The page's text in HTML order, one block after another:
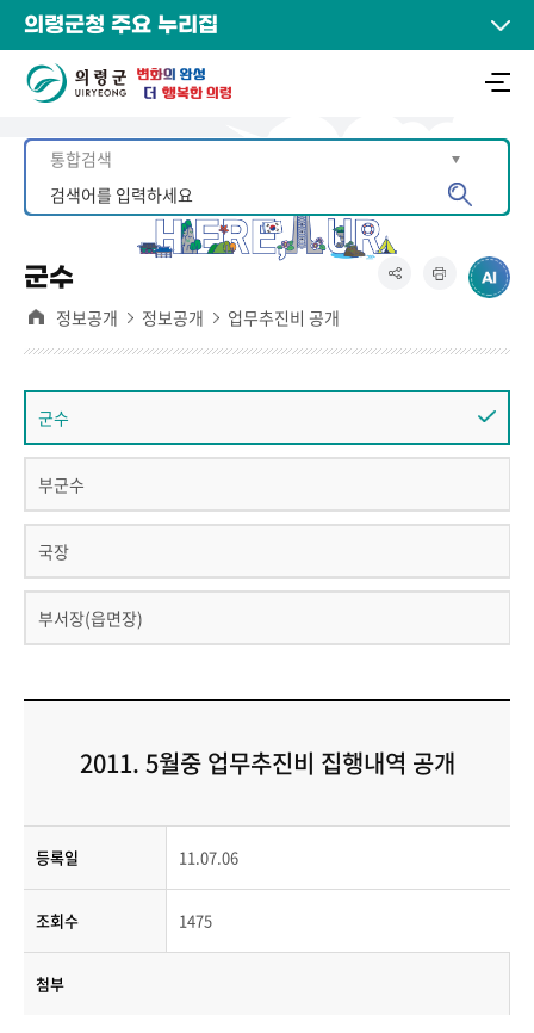
의령군청 주요 누리집
군수
정보공개 정보공개 업무추진비 공개
군수
부군수
국장
부서장(읍면장)
2011. 5월중 업무추진비 집행내역 공개
등록일 11.07.06
조회수 1475
첨부